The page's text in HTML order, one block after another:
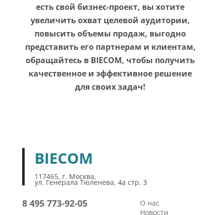
есть свой бизнес-проект, вы хотите
увеличить охват целевой аудитории,
повысить объемы продаж, выгодно
представить его партнерам и клиентам,
обращайтесь в BIECOM, чтобы получить
качественное и эффективное решение
для своих задач!
BIECOM
117465, г. Москва,
ул. Генерала Тюленева, 4а стр. 3
8 495 773-92-05
О нас
Новости